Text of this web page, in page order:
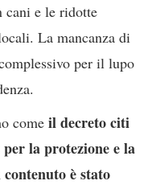
cani e le ridotte
La mancanza di
per il lupo
come il decreto citi
la protezione e la
è stato